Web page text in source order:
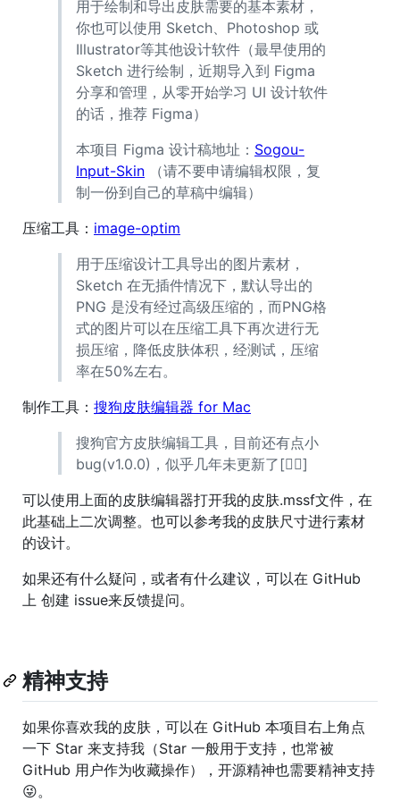
用于绘制和导出皮肤需要的基本素材，
你也可以使用 Sketch、Photoshop 或
Illustrator等其他设计软件（最早使用的
Sketch 进行绘制，近期导入到 Figma
分享和管理，从零开始学习 UI 设计软件
的话，推荐 Figma）
本项目 Figma 设计稿地址： Sogou-
Input-Skin （请不要申请编辑权限，复
制一份到自己的草稿中编辑）
压缩工具： image-optim
用于压缩设计工具导出的图片素材，
Sketch 在无插件情况下，默认导出的
PNG 是没有经过高级压缩的，而PNG格
式的图片可以在压缩工具下再次进行无
损压缩，降低皮肤体积，经测试，压缩
率在50%左右。
制作工具： 搜狗皮肤编辑器 for Mac
搜狗官方皮肤编辑工具，目前还有点小
bug(v1.0.0)，似乎几年未更新了[🤦‍♀️]
可以使用上面的皮肤编辑器打开我的皮肤.mssf文件，在
此基础上二次调整。也可以参考我的皮肤尺寸进行素材
的设计。
如果还有什么疑问，或者有什么建议，可以在 GitHub
上 创建 issue来反馈提问。
精神支持
如果你喜欢我的皮肤，可以在 GitHub 本项目右上角点
一下 Star 来支持我（Star 一般用于支持，也常被
GitHub 用户作为收藏操作），开源精神也需要精神支持
😜。